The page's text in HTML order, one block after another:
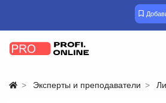
Эксперты и преподаватели